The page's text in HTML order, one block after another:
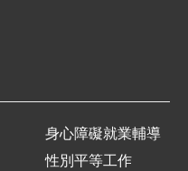
身心障礙就業輔導
性別平等工作